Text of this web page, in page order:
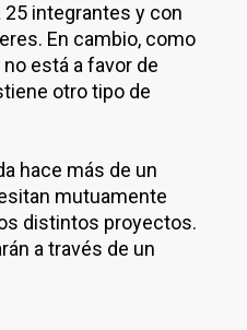
25 integrantes y con
En cambio, como
está a favor de
otro tipo de
hace más de un
mutuamente
distintos proyectos.
a través de un